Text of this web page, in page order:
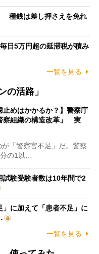
種銭は差し押さえを免れ
日5万円超の延滞税が積み
一覧を見る
の活路」
止めはかかるか？】警察庁
察組織の構造改革」 実
「警察官不足」だ。警察
の1以…
試験受験者数は10年間で2
」に加えて「患者不足」に
一覧を見る